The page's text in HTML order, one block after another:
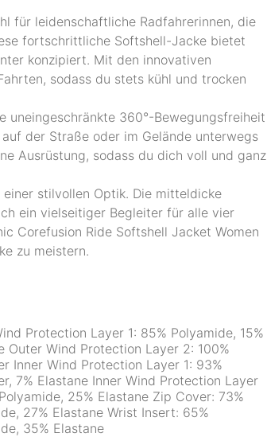
für leidenschaftliche Radfahrerinnen, die
fortschrittliche Softshell-Jacke bietet
konzipiert. Mit den innovativen
sodass du stets kühl und trocken
uneingeschränkte 360°-Bewegungsfreiheit
der Straße oder im Gelände unterwegs
Ausrüstung, sodass du dich voll und ganz
stilvollen Optik. Die mitteldicke
ein vielseitiger Begleiter für alle vier
Corefusion Ride Softshell Jacket Women
zu meistern.
Protection Layer 1: 85% Polyamide, 15%
Outer Wind Protection Layer 2: 100%
Inner Wind Protection Layer 1: 93%
7% Elastane Inner Wind Protection Layer
25% Elastane Zip Cover: 73%
27% Elastane Wrist Insert: 65%
35% Elastane